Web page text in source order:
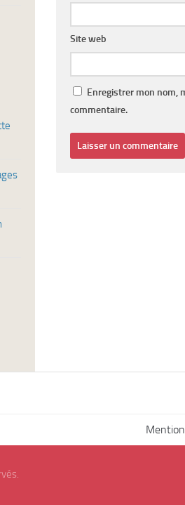
Site web
Enregistrer mon nom,
commentaire.